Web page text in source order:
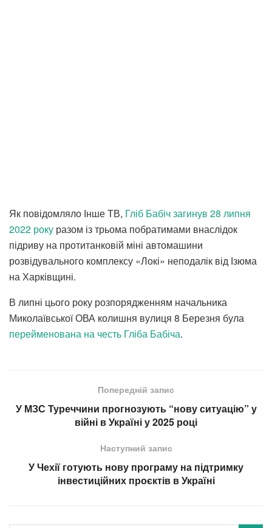
Як повідомляло Інше ТВ, Гліб Бабіч загинув 28 липня
2022 року разом із трьома побратимами внаслідок
підриву на протитанковій міні автомашини
розвідувального комплексу «Локі» неподалік від Ізюма
на Харківщині.
В липні цього року розпорядженням начальника
Миколаївської ОВА колишня вулиця 8 Березня була
перейменована на честь Гліба Бабіча.
Попередній запис
У МЗС Туреччини прогнозують “нову ситуацію” у
війні в Україні у 2025 році
Наступний запис
У Чехії готують нову програму на підтримку
інвестиційних проєктів в Україні